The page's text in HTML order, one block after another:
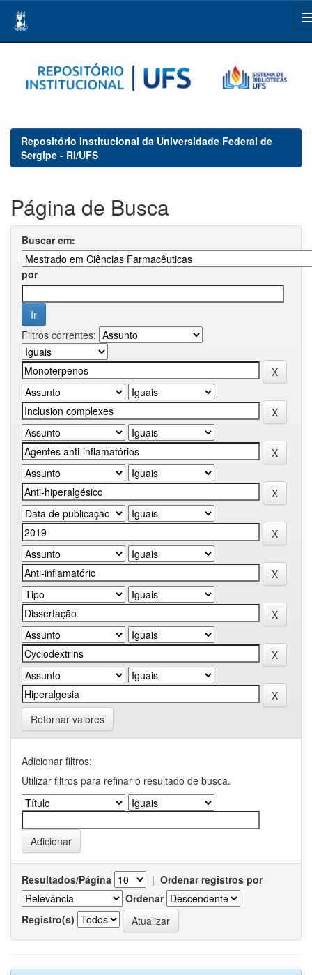
navigation
Repositório Institucional da Universidade Federal de
Sergipe - RI/UFS
Página de Busca
Buscar em:
por
Filtros correntes:
Retornar valores
Adicionar filtros:
Utilizar filtros para refinar o resultado de busca.
Resultados/Página | Ordenar registros por
Ordenar
Registro(s)